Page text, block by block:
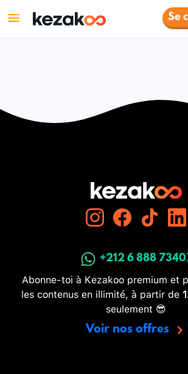
Se
+212 6 888
Abonne-toi à Kezakoo premium et
les contenus en illimité, à partir de
seulement 😎
Voir nos offres